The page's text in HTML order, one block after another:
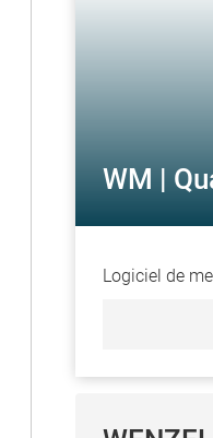
WM |
Logiciel de